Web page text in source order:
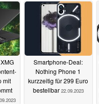
mit
Smartphone-Deal:
Nothing Phone 1
kurzzeitig für 299 Euro
bestellbar 22.09.2023